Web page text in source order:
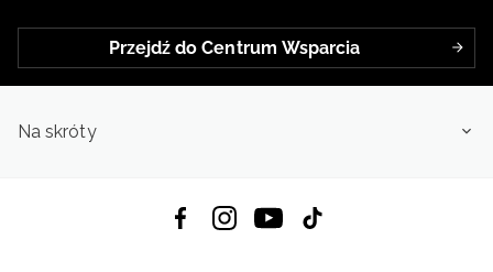
Przejdź do Centrum Wsparcia
Na skróty